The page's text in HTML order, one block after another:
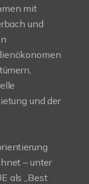
mit
und
und der
– unter
als „Best